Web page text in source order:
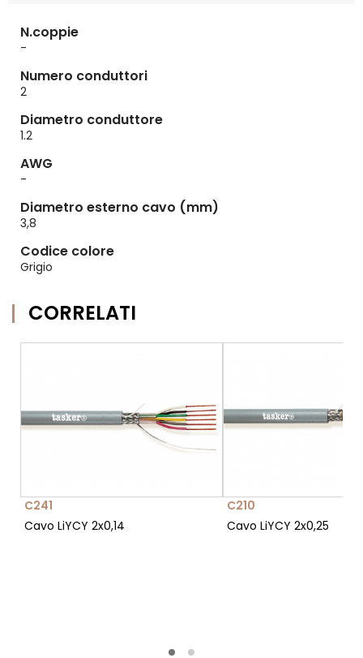
N.coppie
-
Numero conduttori
2
Diametro conduttore
1.2
AWG
-
Diametro esterno cavo (mm)
3,8
Codice colore
Grigio
CORRELATI
C241
Cavo LiYCY 2x0,14
C210
Cavo LiYCY 2x0,25